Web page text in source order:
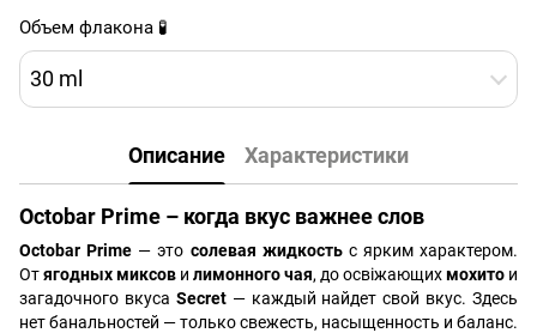
Объем флакона 🧪
30 ml
Описание Характеристики
Octobar Prime – когда вкус важнее слов
Octobar Prime — это солевая жидкостьс ярким характером.
Отягодных миксов и лимонного чая, до освіжающихмохито и
загадочного вкуса Secret— каждый найдет свой вкус. Здесь
нет банальностей — только свежесть, насыщенность и баланс.